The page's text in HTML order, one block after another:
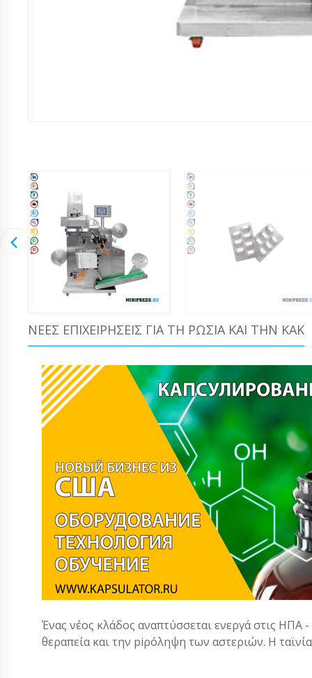
ΝΈΕΣ ΕΠΙΧΕΙΡΉΣΕΙΣ ΓΙΑ ΤΗ ΡΩΣΊΑ ΚΑΙ ΤΗΝ ΚΑΚ
Ένας νέος κλάδος αναπτύσσεται ενεργά στις ΗΠΑ -
θεραπεία και την piρόληψη των αστεριών. Η